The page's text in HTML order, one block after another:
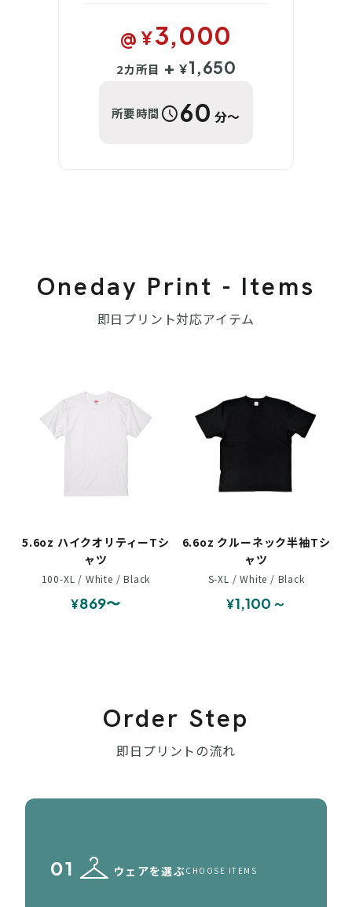
@ ¥3,000
2カ所目 + ¥1,650
所要時間 schedule60 分〜
Oneday Print - Items
即日プリント対応アイテム
5.6oz ハイクオリティーTシ
ャツ
100-XL / White / Black
¥869〜
6.6oz クルーネック半袖Tシ
ャツ
S-XL / White / Black
¥1,100～
Order Step
即日プリントの流れ
01 checkroom ウェアを選ぶCHOOSE ITEMS